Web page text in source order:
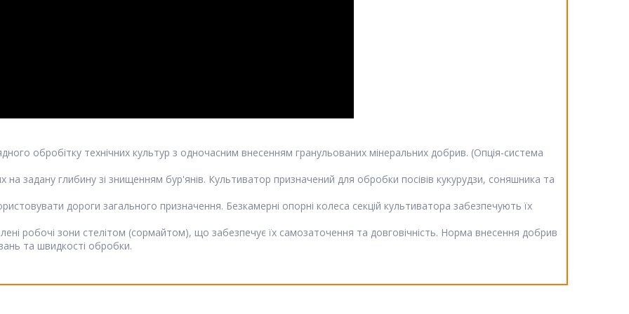
обробітку технічних культур з одночасним внесенням гранульованих мінеральних добрив. (Опція-система
на задану глибину зі знищенням бур'янів. Культиватор призначений для обробки посівів кукурудзи, соняшника та
дороги загального призначення. Безкамерні опорні колеса секцій культиватора забезпечують їх
робочі зони стелітом (сормайтом), що забезпечує їх самозаточення та довговічність. Норма внесення добрив
та швидкості обробки.